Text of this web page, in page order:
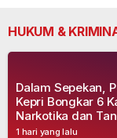
HUKUM &
1 hari yang lalu
Dalam Sepekan,
Kepri Bongkar 6
Narkotika dan
Tersangka